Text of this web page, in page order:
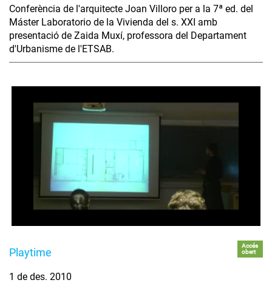
Conferència de l'arquitecte Joan Villoro per a la 7ª ed. del
Máster Laboratorio de la Vivienda del s. XXI amb
presentació de Zaida Muxí, professora del Departament
d'Urbanisme de l'ETSAB.
Playtime
Accés
obert
1 de des. 2010